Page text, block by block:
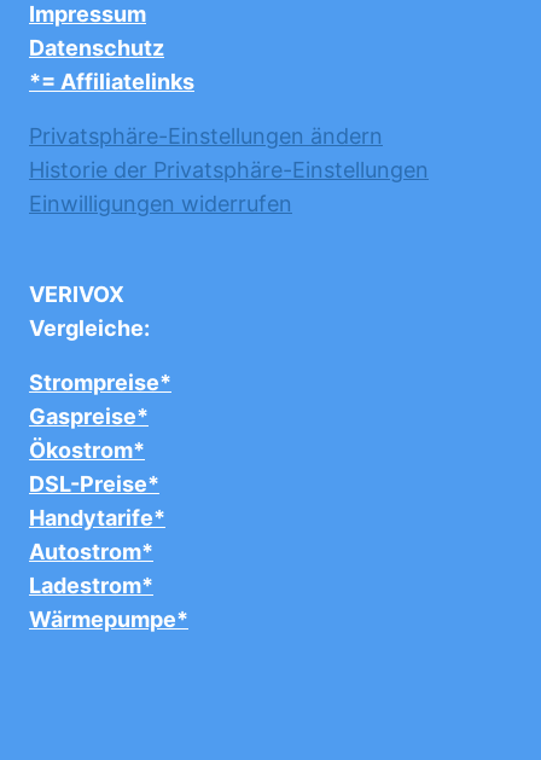
Impressum
Datenschutz
*= Affiliatelinks
Privatsphäre-Einstellungen ändern
Historie der Privatsphäre-Einstellungen
Einwilligungen widerrufen
VERIVOX
Vergleiche:
Strompreise*
Gaspreise*
Ökostrom*
DSL-Preise*
Handytarife*
Autostrom*
Ladestrom*
Wärmepumpe*